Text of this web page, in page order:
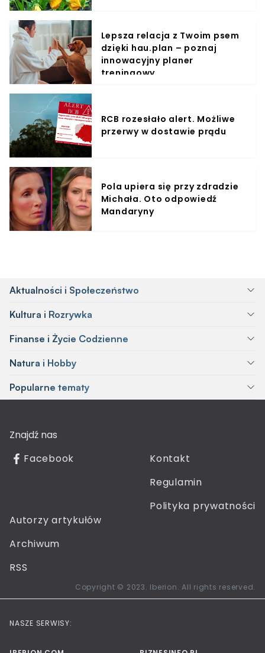
Lepsza relacja z Twoim psem
dzięki hau.plan – poznaj
innowacyjny planer
treningowy
RCB rozesłało alert. Możliwe
przerwy w dostawie prądu
Pola upiera się przy zdradzie
Michała. Oto odpowiedź
Mandaryny
Aktualności i Społeczeństwo
Kultura i Rozrywka
Finanse i Życie Codzienne
Natura i Hobby
Popularne tematy
Znajdź nas
Facebook
Kontakt
Regulamin
Polityka prywatności
Autorzy artykułów
Archiwum
RSS
Copyright © 2023. Iberion. All rights reserved.
NASZE SERWISY: